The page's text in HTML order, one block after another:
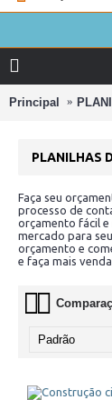
Principal
PLANILHAS
Faça seu
processo de
orçamento fácil
mercado para
orçamento e
e faça mais